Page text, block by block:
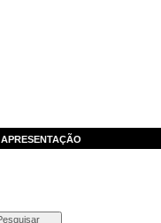
APRESENTAÇÃO